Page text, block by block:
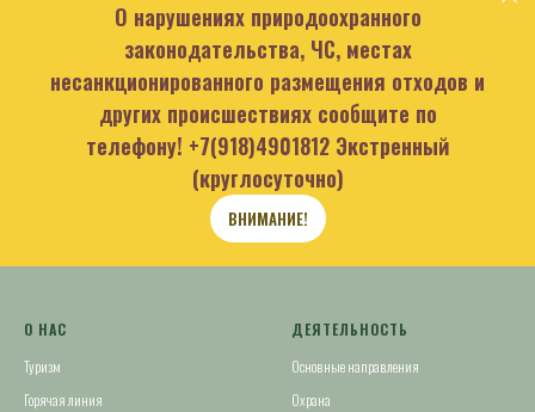
О нарушениях природоохранного
законодательства, ЧС, местах
несанкционированного размещения отходов и
других происшествиях сообщите по
телефону! +7(918)4901812 Экстренный
(круглосуточно)
ВНИМАНИЕ!
О НАС
Туризм
Горячая линия
ДЕЯТЕЛЬНОСТЬ
Основные направления
Охрана